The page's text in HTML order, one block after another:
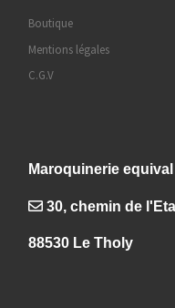
Boutique
Mentions légales
C.G.V
Maroquinerie equival
30, chemin de
88530 Le Tholy